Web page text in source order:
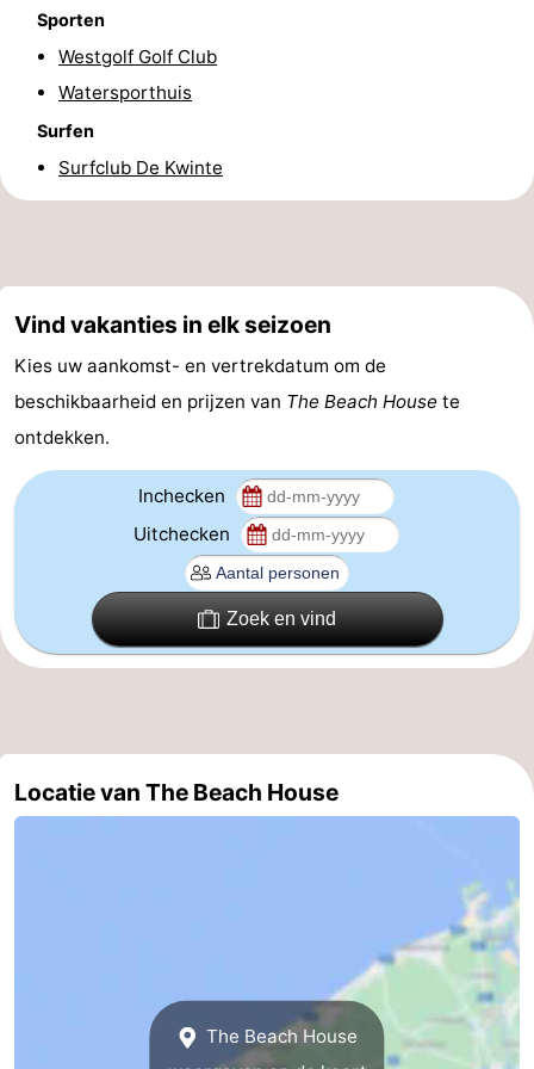
Praktisch
Forum
Route
-
Nieuws
Medische
adressen
Regio
Brugge
-
Kust
-
Sporten
Westgolf Golf Club
Watersporthuis
Surfen
Surfclub De Kwinte
Vind vakanties in elk seizoen
Kies uw aankomst- en vertrekdatum om de
beschikbaarheid en prijzen van The Beach House te
ontdekken.
Inchecken
Uitchecken
Zoek en vind
Locatie van The Beach House
The Beach House